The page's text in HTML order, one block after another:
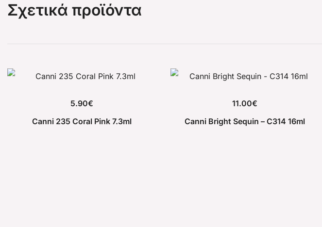
Σχετικά προϊόντα
5.90€
Canni 235 Coral Pink 7.3ml
11.00€
Canni Bright Sequin – C314 16ml